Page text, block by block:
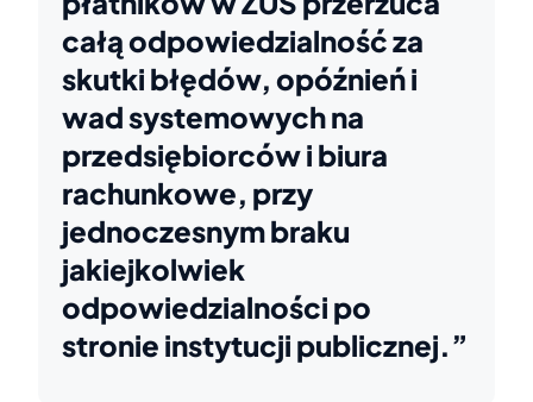
całą odpowiedzialność za
skutki błędów, opóźnień i
wad systemowych na
przedsiębiorców i biura
rachunkowe, przy
jednoczesnym braku
jakiejkolwiek
odpowiedzialności po
stronie instytucji publicznej.”